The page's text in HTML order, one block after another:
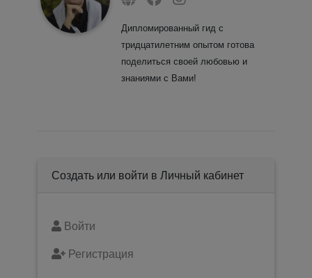
Дипломированный гид с
тридцатилетним опытом готова
поделиться своей любовью и
знаниями с Вами!
Создать или войти в Личный кабинет
Войти
Регистрация